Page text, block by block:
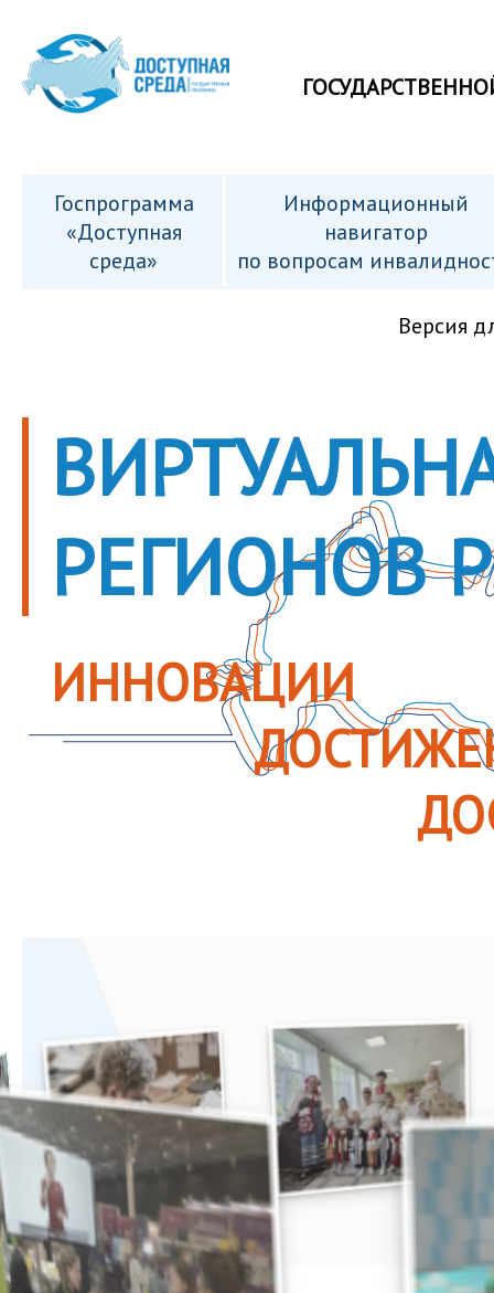
Госпрограмма
«Доступная
среда»
Информационный
навигатор
по вопросам
Версия
РЕГИОНОВ
ИННОВАЦИИ